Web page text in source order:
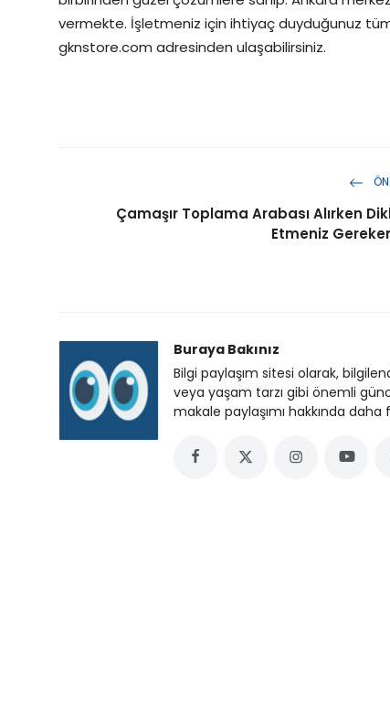
vermekte. İşletmeniz için ihtiyaç duyduğunuz
gknstore.com adresinden ulaşabilirsiniz.
Çamaşır Toplama Arabası Alırken
Etmeniz
Buraya Bakınız
Bilgi paylaşım sitesi olarak,
veya yaşam tarzı gibi önemli
makale paylaşımı hakkında